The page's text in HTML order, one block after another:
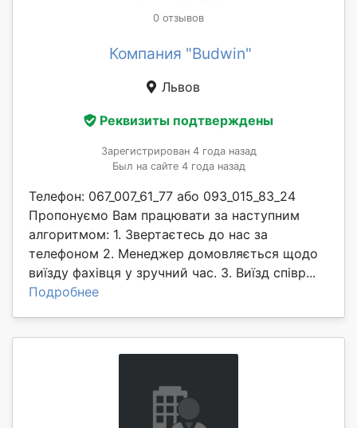
0 отзывов
Компания "Budwin"
Львов
Реквизиты подтверждены
Зарегистрирован 4 года назад
Был на сайте 4 года назад
Телефон: 067_007_61_77 або 093_015_83_24
Пропонуємо Вам працювати за наступним
алгоритмом: 1. Звертаєтесь до нас за
телефоном 2. Менеджер домовляється щодо
виїзду фахівця у зручний час. 3. Виїзд співр...
Подробнее